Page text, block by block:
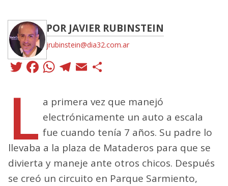
POR JAVIER RUBINSTEIN
jrubinstein@dia32.com.ar
Twitter
Facebook
WhatsApp
Telegram
Email
L a primera vez que manejó
electrónicamente un auto a escala
fue cuando tenía 7 años. Su padre lo
llevaba a la plaza de Mataderos para que se
divierta y maneje ante otros chicos. Después
se creó un circuito en Parque Sarmiento,